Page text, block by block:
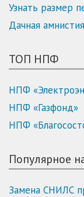
Узнать размер
Дачная амнистия
ТОП НПФ
НПФ
НПФ «Газфонд»
НПФ
Популярное
Замена СНИЛС